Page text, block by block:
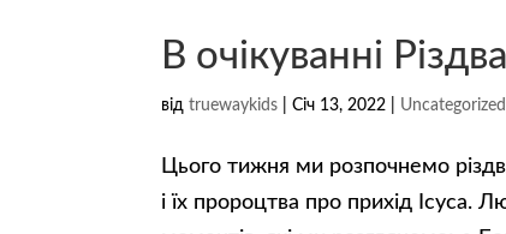
В очікуванні Різдва
відtruewaykids |Січ 13, 2022 Uncategorized
Цього тижня ми розпочнемо
і їх пророцтва про прихід Ісуса.